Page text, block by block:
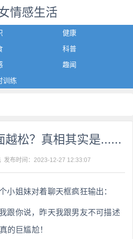
情感生活
健康
科普
趣闻
训练
越松？真相其实是......
布时间： 2023-12-27 12:33:07
小姐妹对着聊天框疯狂输出：
跟你说，昨天我跟男友不可描述
的巨尴尬！